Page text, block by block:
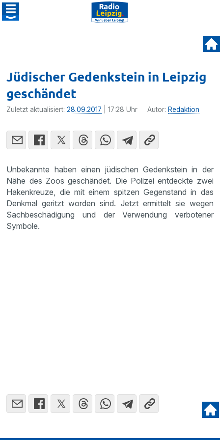
Jüdischer Gedenkstein in Leipzig
geschändet
Zuletzt aktualisiert:28.09.2017 | 17:28 Uhr Autor: Redaktion
Unbekannte haben einen jüdischen Gedenk­stein in der
Nähe des Zoos geschändet. Die Polizei entdeckte zwei
Haken­kreuze, die mit einem spitzen Gegen­stand in das
Denkmal geritzt worden sind. Jetzt ermit­telt sie wegen
Sachbe­schä­di­gung und der Verwen­dung verbo­tener
Symbole.